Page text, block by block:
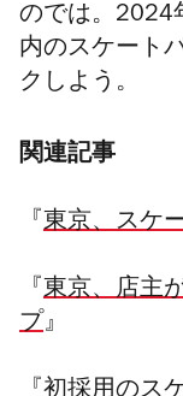
のでは。2024
内のスケート
クしよう。
関連記事
『 東京、スケ
『 東京、店主
プ』